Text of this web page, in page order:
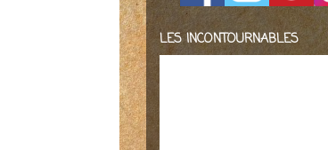
LES INCONTOURNABLES